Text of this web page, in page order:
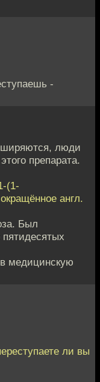
-
люди
препарата.
(1-
англ.
Был
медицинскую
ли вы